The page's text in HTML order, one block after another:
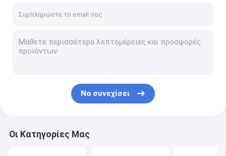
Να συνεχίσει
Οι Κατηγορίες Μας